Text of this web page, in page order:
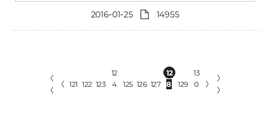
2016-01-25 14955
〈
〈
〈 121 122 123
12
4
125 126 127
12
8
129
13
0
〉
〉
〉